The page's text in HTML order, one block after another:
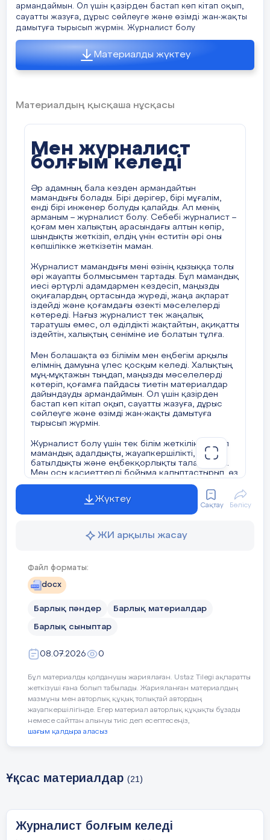
армандаймын. Ол үшін қазірден бастап көп кітап оқып,
сауатты жазуға, дұрыс сөйлеуге және өзімді жан-жақты
дамытуға тырысып жүрмін. Журналист болу
Материалды жүктеу
Материалдың қысқаша нұсқасы
Мен журналист
болғым келеді
Әр адамның бала кезден армандайтын
мамандығы болады. Бірі дәрігер, бірі мұғалім,
енді бірі инженер болуды қалайды. Ал менің
арманым – журналист болу. Себебі журналист –
қоғам мен халықтың арасындағы алтын көпір,
шындықты жеткізіп, елдің үнін еститін әрі оны
көпшілікке жеткізетін маман.
Журналист мамандығы мені өзінің қызыққа толы
әрі жауапты болмысымен тартады. Бұл мамандық
иесі әртүрлі адамдармен кездесіп, маңызды
оқиғалардың ортасында жүреді, жаңа ақпарат
іздейді және қоғамдағы өзекті мәселелерді
көтереді. Нағыз журналист тек жаңалық
таратушы емес, ол әділдікті жақтайтын, ақиқатты
іздейтін, халықтың сеніміне ие болатын тұлға.
Мен болашақта өз білімім мен еңбегім арқылы
елімнің дамуына үлес қосқым келеді. Халықтың
мұң-мұқтажын тыңдап, маңызды мәселелерді
көтеріп, қоғамға пайдасы тиетін материалдар
дайындауды армандаймын. Ол үшін қазірден
бастап көп кітап оқып, сауатты жазуға, дұрыс
сөйлеуге және өзімді жан-жақты дамытуға
тырысып жүрмін.
Журналист болу үшін тек білім жеткіліксіз. Бұл
мамандық адалдықты, жауапкершілікті,
батылдықты және еңбекқорлықты талап етеді.
Мен осы қасиеттерді бойыма қалыптастырып, өз
ісінің шебері болатын журналист атанғым
Қорытындылай келе, журналист болу – менің ең
білім алып, үнемі ізденемін. Болашақта
халқымның сеніміне ие болып, елдің үнін әлемге
Жүктеу
Сақтау Бөлісу
ЖИ арқылы жасау
Файл форматы:
docx
Барлық пәндер Барлық материалдар
Барлық сыныптар
08.07.2026 0
Бұл материалды қолданушы жариялаған. Ustaz Tilegi ақпаратты
жеткізуші ғана болып табылады. Жарияланған материалдың
мазмұны мен авторлық құқық толықтай автордың
жауапкершілігінде. Егер материал авторлық құқықты бұзады
немесе сайттан алынуы тиіс деп есептесеңіз,
шағым қалдыра аласыз
Ұқсас материалдар (21)
Журналист болғым келеді